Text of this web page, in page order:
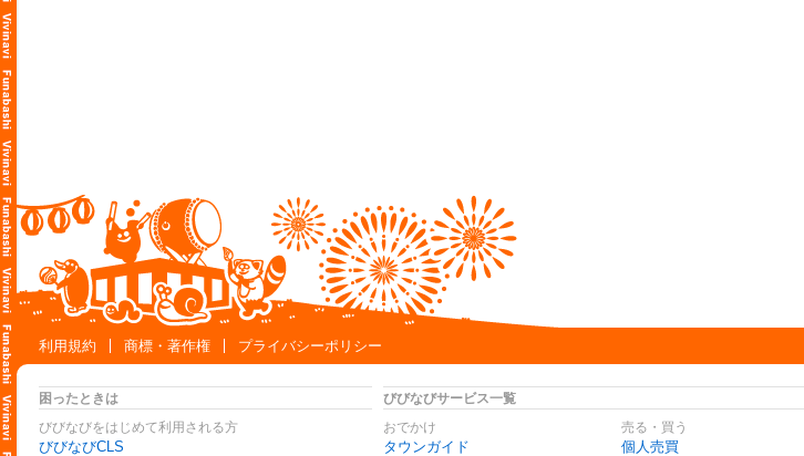
利用規約
商標・著作権 プライバシーポリシー
困ったときは
びびなびをはじめて利用される方
びびなびCLS
びびなびサービス一覧
おでかけ
タウンガイド
売る・買う
個人売買